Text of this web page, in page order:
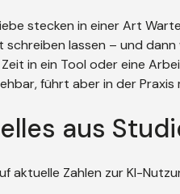
stecken in einer Art
schreiben lassen – und dann
in ein Tool oder eine
führt aber in der
aus
aktuelle Zahlen zur KI-